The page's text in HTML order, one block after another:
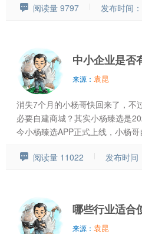
阅读量 9797 发布时间
中小企业是否
来源： 袁昆
消失7个月的小杨哥快回来了，不
必要自建商城？其实小杨臻选是
今小杨臻选APP正式上线，小杨
阅读量 11022 发布时间
哪些行业适合
来源： 袁昆